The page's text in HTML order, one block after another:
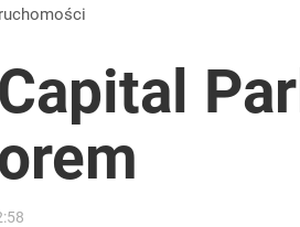
Polacy o przywróceniu CPN
dawna. „Optymistyczne wieści”